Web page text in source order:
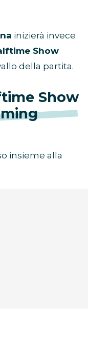
inizierà invece
Show
della partita.
Show
insieme alla